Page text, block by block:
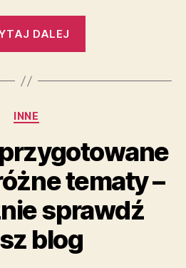
DALEJ
treści
zagadnienia
–
zobacz
portale”
Kategorie
INNE
tematy –
sprawdź
blog